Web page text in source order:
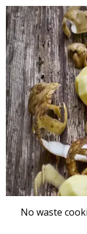
No waste